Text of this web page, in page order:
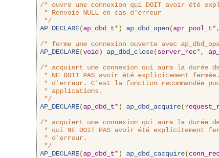
/* ouvre une connexion qui DOIT avoir été
* Renvoie NULL en cas d'erreur
*/
AP_DECLARE(ap_dbd_t*) ap_dbd_open(apr_pool_t
/* ferme une connexion ouverte avec
AP_DECLARE(void ) ap_dbd_close(server_rec*,
/* acquiert une connexion qui aura la durée
* NE DOIT PAS avoir été explicitement
* d'erreur. C'est la fonction recommandée
* applications.
*/
AP_DECLARE(ap_dbd_t*) ap_dbd_acquire(
/* acquiert une connexion qui aura la durée
* qui NE DOIT PAS avoir été explicitement
* d'erreur.
*/
AP_DECLARE(ap_dbd_t*) ap_dbd_cacquire(